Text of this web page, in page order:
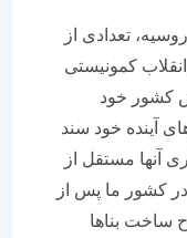
از
كمونیستی
خود
خود سند
مستقل از
ما پس از
بناها